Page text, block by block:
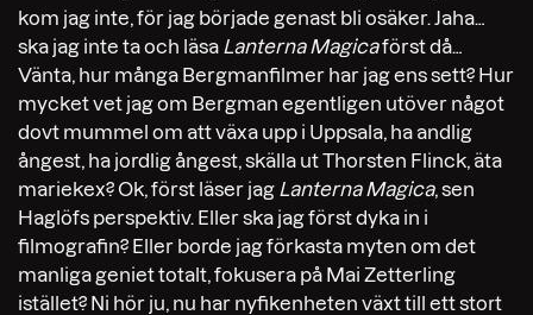
kom jag inte, för jag började genast bli osäker. Jaha…
ska jag inte ta och läsa Lanterna Magicaförst då…
Vänta, hur många Bergmanfilmer har jag ens sett? Hur
mycket vet jag om Bergman egentligen utöver något
dovt mummel om att växa upp i Uppsala, ha andlig
ångest, ha jordlig ångest, skälla ut Thorsten Flinck, äta
mariekex? Ok, först läser jag Lanterna Magica, sen
Haglöfs perspektiv. Eller ska jag först dyka in i
filmografin? Eller borde jag förkasta myten om det
manliga geniet totalt, fokusera på Mai Zetterling
istället? Ni hör ju, nu har nyfikenheten växt till ett stort